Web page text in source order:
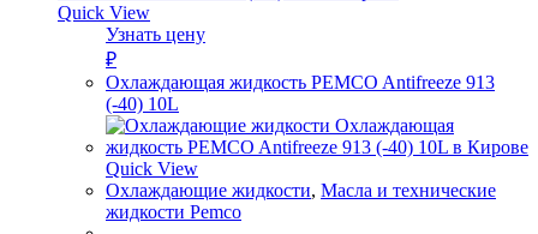
Quick View
Узнать цену
₽
Охлаждающая жидкость PEMCO Antifreeze 913
(-40) 10L
Quick View
Охлаждающие жидкости, Масла и технические
жидкости Pemco